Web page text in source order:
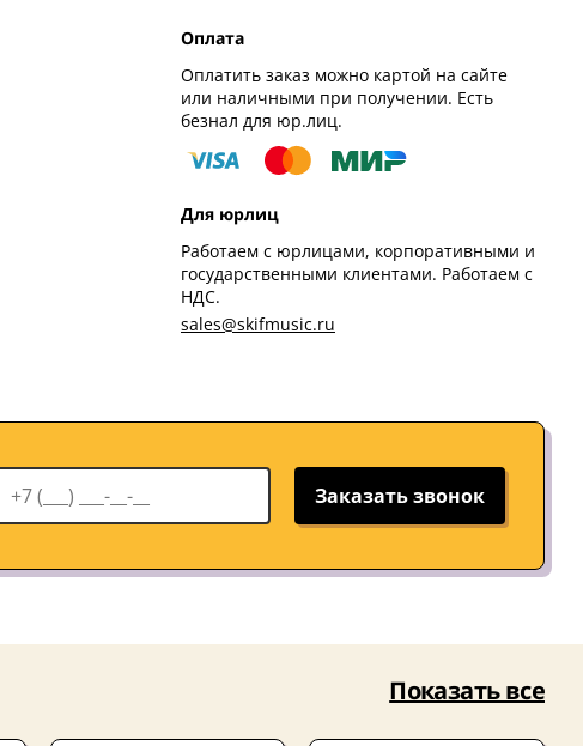
Оплата
Оплатить заказ можно картой на сайте
или наличными при получении. Есть
безнал для юр.лиц.
Для юрлиц
Работаем с юрлицами, корпоративными и
государственными клиентами. Работаем с
НДС.
sales@skifmusic.ru
Заказать звонок
Показать все